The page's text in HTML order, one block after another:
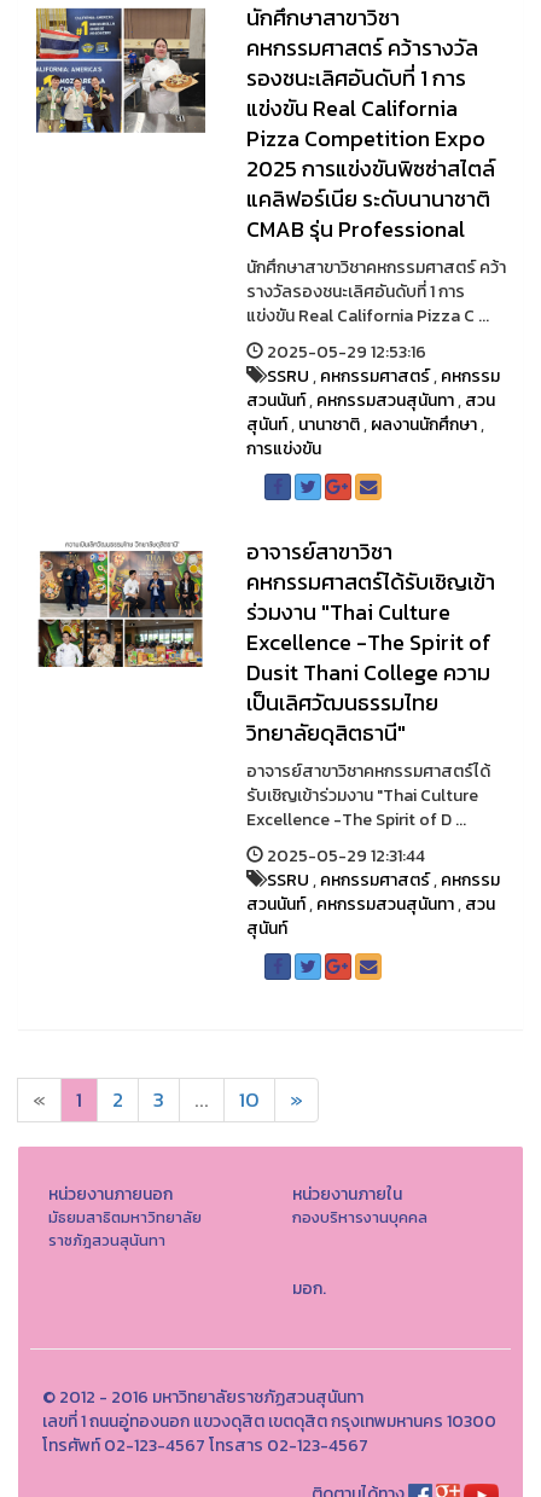
นักศึกษาสาขาวิชา
คหกรรมศาสตร์ คว้ารางวัล
รองชนะเลิศอันดับที่ 1 การ
แข่งขัน Real California
Pizza Competition Expo
2025 การแข่งขันพิซซ่าสไตล์
แคลิฟอร์เนีย ระดับนานาชาติ
CMAB รุ่น Professional
นักศึกษาสาขาวิชาคหกรรมศาสตร์ คว้า
รางวัลรองชนะเลิศอันดับที่ 1 การ
แข่งขัน Real California Pizza C ...
2025-05-29 12:53:16
SSRU,คหกรรมศาสตร์,คหกรรม
สวนนันท์,คหกรรมสวนสุนันทา,สวน
สุนันท์,นานาชาติ,ผลงานนักศึกษา,
การแข่งขัน
อาจารย์สาขาวิชา
คหกรรมศาสตร์ได้รับเชิญเข้า
ร่วมงาน "Thai Culture
Excellence -The Spirit of
Dusit Thani College ความ
เป็นเลิศวัฒนธรรมไทย
วิทยาลัยดุสิตธานี"
อาจารย์สาขาวิชาคหกรรมศาสตร์ได้
รับเชิญเข้าร่วมงาน "Thai Culture
Excellence -The Spirit of D ...
2025-05-29 12:31:44
SSRU,คหกรรมศาสตร์,คหกรรม
สวนนันท์,คหกรรมสวนสุนันทา,สวน
สุนันท์
« 1 2 3 ... 10 »
หน่วยงานภายนอก
มัธยมสาธิตมหาวิทยาลัย
ราชภัฎสวนสุนันทา
หน่วยงานภายใน
กองบริหารงานบุคคล
มอก.
© 2012 - 2016 มหาวิทยาลัยราชภัฏสวนสุนันทา
เลขที่ 1 ถนนอู่ทองนอก แขวงดุสิต เขตดุสิต กรุงเทพมหานคร 10300
โทรศัพท์ 02-123-4567 โทรสาร 02-123-4567